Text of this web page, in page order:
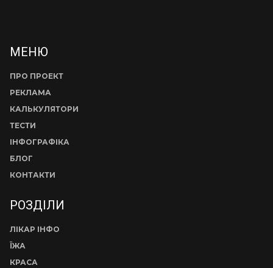
МЕНЮ
ПРО ПРОЕКТ
РЕКЛАМА
КАЛЬКУЛЯТОРИ
ТЕСТИ
ІНФОГРАФІКА
БЛОГ
КОНТАКТИ
РОЗДІЛИ
ЛІКАР ІНФО
ЇЖА
КРАСА